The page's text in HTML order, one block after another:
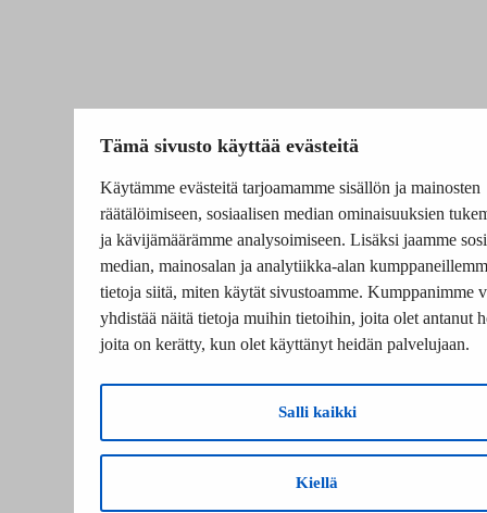
Tämä sivusto käyttää evästeitä
Käytämme evästeitä tarjoamamme sisällön ja mainosten
räätälöimiseen, sosiaalisen median ominaisuuksien
ja kävijämäärämme analysoimiseen. Lisäksi jaamme
median, mainosalan ja analytiikka-alan
tietoja siitä, miten käytät sivustoamme. Kumppanimme
yhdistää näitä tietoja muihin tietoihin, joita olet antanut
joita on kerätty, kun olet käyttänyt heidän palvelujaan.
Salli kaikki
Kiellä